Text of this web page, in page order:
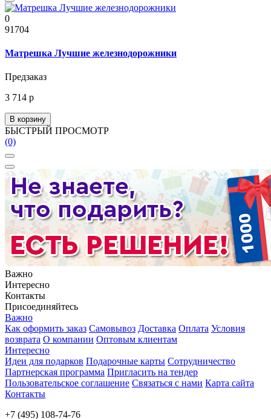
0
91704
Матрешка Лучшие железнодорожники
Предзаказ
3 714 р
В корзину
БЫСТРЫЙ ПРОСМОТР
(0)
Важно
Интересно
Контакты
Присоединяйтесь
Важно
Как оформить заказ Самовывоз Доставка Оплата Условия
возврата О компании Оптовым клиентам
Интересно
Идеи для подарков Подарочные карты Сотрудничество
Партнерская программа Пригласить на тендер
Пользовательское соглашение Связаться с нами Карта сайта
Контакты
+7 (495) 108-74-76